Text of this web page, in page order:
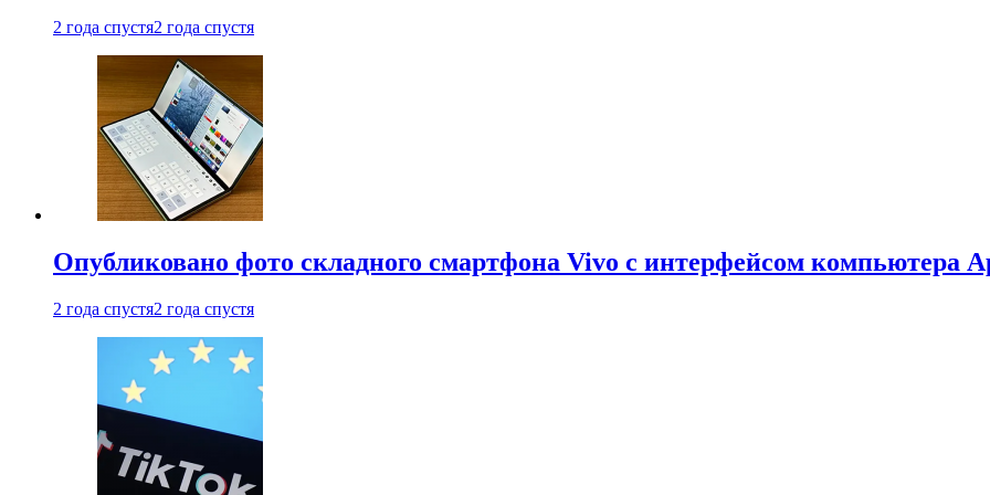
2 года спустя2 года спустя
Опубликовано фото складного смартфона Vivo с интерфейсом компьютера
2 года спустя2 года спустя